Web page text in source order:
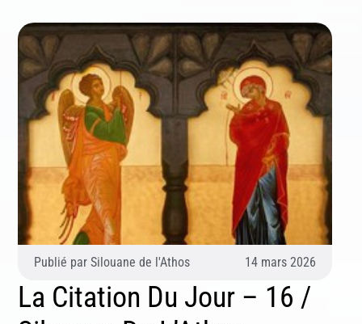
Publié par Silouane de l'Athos 14 mars 2026
La Citation Du Jour – 16 /